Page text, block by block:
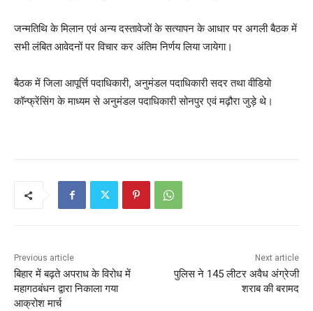
जन्मतिथि के मिलान एवं अन्य दस्तावेजों के सत्यापन के आधार पर अगली बैठक में
सभी लंबित आवेदनों पर विचार कर अंतिम निर्णय लिया जायेगा।
बैठक में जिला आपूर्त्ति पदाधिकारी, अनुमंडल पदाधिकारी सदर तथा वीडियो
कॉन्फ्रेंसिंग के माध्यम से अनुमंडल पदाधिकारी सोनपुर एवं मढ़ौरा जुड़े थे।
Previous article
बिहार में बढ़ते अपराध के विरोध में
महागठबंधन द्वारा निकाला गया
आक्रोश मार्च
Next article
पुलिस ने 145 लीटर अवैध अंग्रेजी
शराब की बरामद